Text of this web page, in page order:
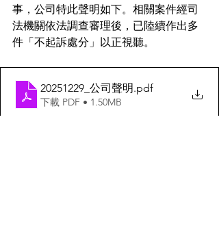
事，公司特此聲明如下。相關案件經司
法機關依法調查審理後，已陸續作出多
件「不起訴處分」以正視聽。
20251229_公司聲明.pdf
下載 PDF • 1.50MB